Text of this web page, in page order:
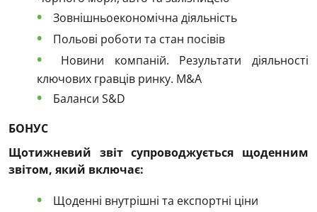
Зовнішньоекономічна діяльність
Польові роботи та стан посівів
Новини компаній. Результати діяльності
ключових гравців ринку. M&A
Баланси S&D
БОНУС
Щотижневий звіт супроводжується щоденним
звітом, який включає:
Щоденні внутрішні та експортні ціни